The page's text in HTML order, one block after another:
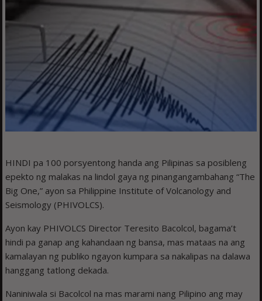
HINDI pa 100 porsyentong handa ang Pilipinas sa posibleng
epekto ng malakas na lindol gaya ng pinangangambahang “The
Big One,” ayon sa Philippine Institute of Volcanology and
Seismology (PHIVOLCS).
Ayon kay PHIVOLCS Director Teresito Bacolcol, bagama’t
hindi pa ganap ang kahandaan ng bansa, mas mataas na ang
kamalayan ng publiko ngayon kumpara sa nakalipas na dalawa
hanggang tatlong dekada.
Naniniwala si Bacolcol na mas marami nang Pilipino ang may